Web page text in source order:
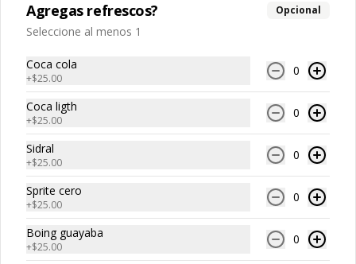
$69.00
Agregas refrescos? Opcional
Seleccione al menos 1
Coca cola
+$25.00
0
Coca ligth
+$25.00
0
Sidral
+$25.00
0
Sprite cero
+$25.00
0
Boing guayaba
+$25.00
0